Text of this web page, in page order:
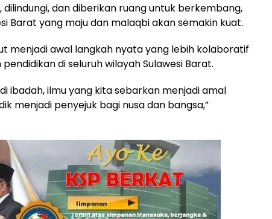
dan diberikan ruang untuk berkembang,
Barat yang maju dan malaqbi akan semakin kuat.
menjadi awal langkah nyata yang lebih kolaboratif
di seluruh wilayah Sulawesi Barat.
ibadah, ilmu yang kita sebarkan menjadi amal
menjadi penyejuk bagi nusa dan bangsa,”